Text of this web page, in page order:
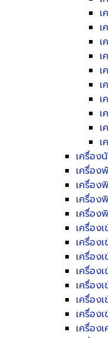
เ
เ
เ
เ
เ
เ
เ
เ
เ
เครื่อง
เครื่อง
เครื่อ
เครื่อ
เครื่อง
เครื่อง
เครื่อง
เครื่อง
เครื่อง
เครื่อง
เครื่อง
เครื่อง
เครื่อง